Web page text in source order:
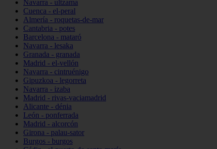
Navarra - ultzama
Cuenca - el-peral
Almería - roquetas-de-mar
Cantabria - potes
Barcelona - mataró
Navarra - lesaka
Granada - granada
Madrid - el-vellón
Navarra - cintruénigo
Gipuzkoa - legorreta
Navarra - izaba
Madrid - rivas-vaciamadrid
Alicante - dénia
León - ponferrada
Madrid - alcorcón
Girona - palau-sator
Burgos - burgos